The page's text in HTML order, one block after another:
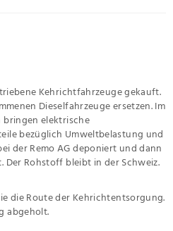
Kehrichtfahrzeuge gekauft.
Dieselfahrzeuge ersetzen. Im
bringen elektrische
bezüglich Umweltbelastung und
der Remo AG deponiert und dann
Der Rohstoff bleibt in der Schweiz.
die Route der Kehrichtentsorgung.
abgeholt.